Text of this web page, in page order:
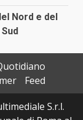
Nord e del
Feed
S.r.l.